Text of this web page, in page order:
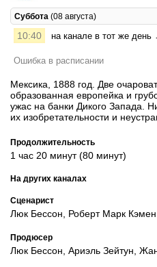
Суббота (08 августа)
10:40 на канале в тот же день
Ошибка в расписании
Мексика, 1888 год. Две
образованная европейка и
ужас на банки Дикого Запада.
их изобретательности и
Продолжительность
1 час 20 минут (80 минут)
На других каналах
Сценарист
Люк Бессон, Роберт Марк Кэмен
Продюсер
Люк Бессон, Ариэль Зейтун,